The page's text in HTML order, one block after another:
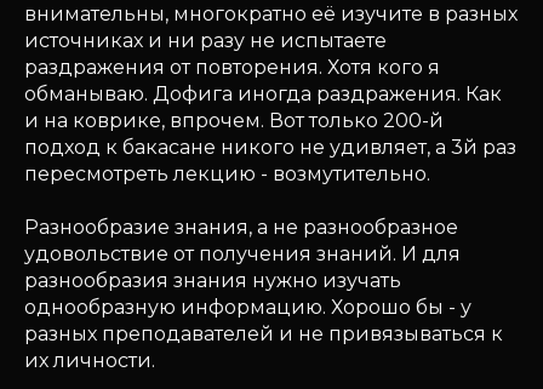
внимательны, многократно её изучите в разных
источниках и ни разу не испытаете
раздражения от повторения. Хотя кого я
обманываю. Дофига иногда раздражения. Как
и на коврике, впрочем. Вот только 200-й
подход к бакасане никого не удивляет, а 3й раз
пересмотреть лекцию - возмутительно.
Разнообразие знания, а не разнообразное
удовольствие от получения знаний. И для
разнообразия знания нужно изучать
однообразную информацию. Хорошо бы - у
разных преподавателей и не привязываться к
их личности.